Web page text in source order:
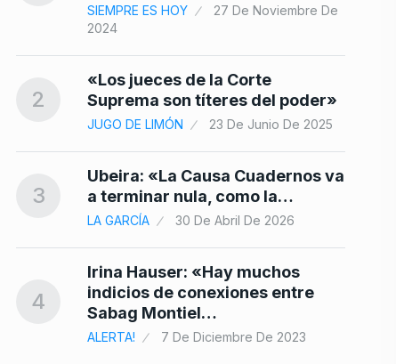
SIEMPRE ES HOY
27 De Noviembre De
2024
2
«Los jueces de la Corte
Suprema son títeres del poder»
JUGO DE LIMÓN 23 De Junio De 2025
3
Ubeira: «La Causa Cuadernos va
a terminar nula, como la…
LA GARCÍA 30 De Abril De 2026
4
Irina Hauser: «Hay muchos
indicios de conexiones entre
Sabag Montiel…
ALERTA! 7 De Diciembre De 2023